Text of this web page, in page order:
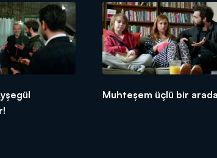
Muhteşem üçlü bir